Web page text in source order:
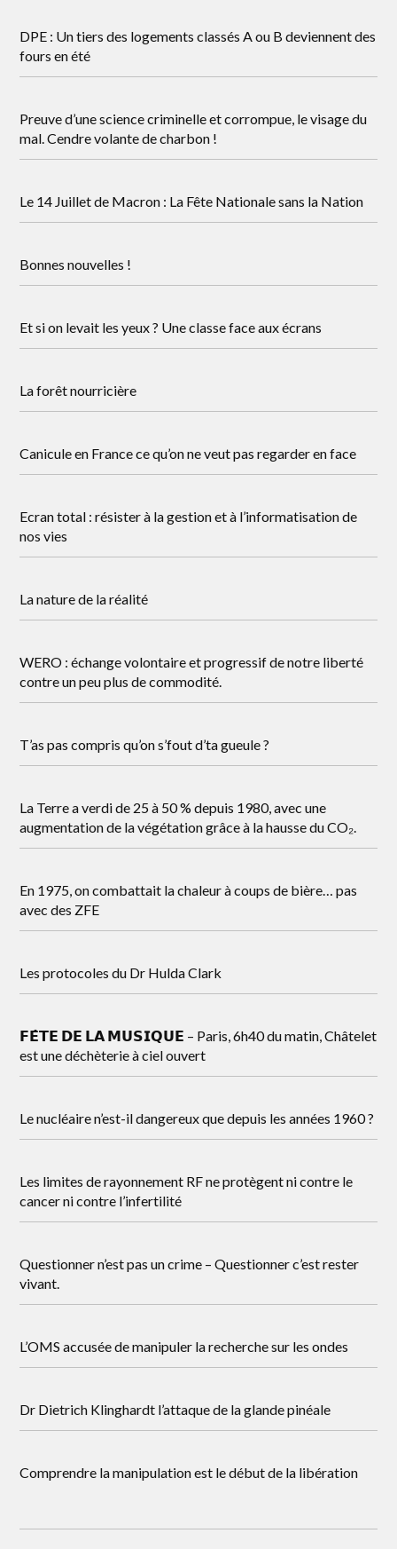
DPE : Un tiers des logements classés A ou B deviennent des
fours en été
Preuve d’une science criminelle et corrompue, le visage du
mal. Cendre volante de charbon !
Le 14 Juillet de Macron : La Fête Nationale sans la Nation
Bonnes nouvelles !
Et si on levait les yeux ? Une classe face aux écrans
La forêt nourricière
Canicule en France ce qu’on ne veut pas regarder en face
Ecran total : résister à la gestion et à l’informatisation de
nos vies
La nature de la réalité
WERO : échange volontaire et progressif de notre liberté
contre un peu plus de commodité.
T’as pas compris qu’on s’fout d’ta gueule ?
La Terre a verdi de 25 à 50 % depuis 1980, avec une
augmentation de la végétation grâce à la hausse du CO₂.
En 1975, on combattait la chaleur à coups de bière… pas
avec des ZFE
Les protocoles du Dr Hulda Clark
𝗙𝗘̂𝗧𝗘 𝗗𝗘 𝗟𝗔 𝗠𝗨𝗦𝗜𝗤𝗨𝗘 – Paris, 6h40 du matin, Châtelet
est une déchèterie à ciel ouvert
Le nucléaire n’est-il dangereux que depuis les années 1960 ?
Les limites de rayonnement RF ne protègent ni contre le
cancer ni contre l’infertilité
Questionner n’est pas un crime – Questionner c’est rester
vivant.
L’OMS accusée de manipuler la recherche sur les ondes
Dr Dietrich Klinghardt l’attaque de la glande pinéale
Comprendre la manipulation est le début de la libération